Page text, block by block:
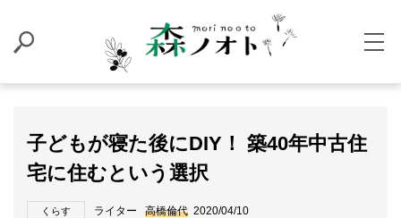
子どもが寝た後にDIY！ 築40年中古住
宅に住むという選択
くらす ライター 高橋倫代 2020/04/10